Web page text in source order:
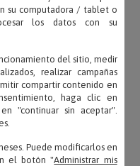
su computadora / tablet o
los datos con su
del sitio, medir
realizar campañas
compartir contenido en
haga clic en
"continuar sin aceptar".
Puede modificarlos en
el botón "Administrar mis